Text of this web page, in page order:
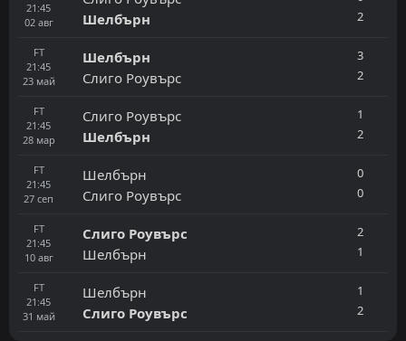
21:45
02 авг
Шелбърн
2
FT
21:45
23 май
Шелбърн
Слиго Роувърс
3
2
FT
21:45
28 мар
Слиго Роувърс
Шелбърн
1
2
FT
21:45
27 сеп
Шелбърн
Слиго Роувърс
0
0
FT
21:45
10 авг
Слиго Роувърс
Шелбърн
2
1
FT
21:45
31 май
Шелбърн
Слиго Роувърс
1
2